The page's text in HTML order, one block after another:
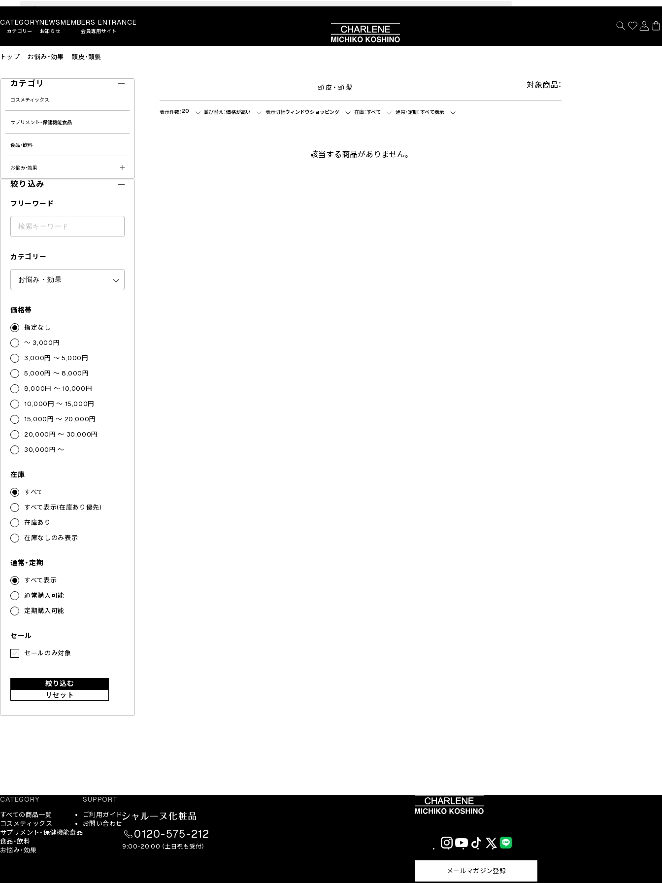
CATEGORY
カテゴリー
NEWS
お知らせ
MEMBERS ENTRANCE
会員専用サイト
トップ お悩み・効果 頭皮・頭髪
カテゴリ
コスメティックス
サプリメント・保健機能食品
食品・飲料
お悩み・効果
絞り込み
フリーワード
カテゴリー
価格帯
指定なし
～ 3,000円
3,000円 ～ 5,000円
5,000円 ～ 8,000円
8,000円 ～ 10,000円
10,000円 ～ 15,000円
15,000円 ～ 20,000円
20,000円 ～ 30,000円
30,000円 ～
在庫
すべて
すべて表示(在庫あり優先)
在庫あり
在庫なしのみ表示
通常・定期
すべて表示
通常購入可能
定期購入可能
セール
セールのみ対象
絞り込む
リセット
頭皮・頭髪 対象商品：
表示件数： 20 並び替え：価格が高い 表示切替ウィンドウショッピング 在庫：すべて 通常・定期：すべて表示
該当する商品がありません。
CATEGORY
すべての商品一覧
コスメティックス
サプリメント・保健機能食品
食品・飲料
お悩み・効果
SUPPORT
ご利用ガイド
お問い合わせ
0120-575-212
9:00-20:00 （土日祝も受付）
InstagramYouTubeTikTok X
(Twitter)
メールマガジン登録